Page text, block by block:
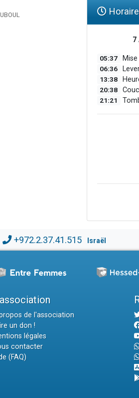
7
05:37
06:36
13:38
20:38
21:21
+972.2.37.41.515 Israël
de l'association
un don !
légales
contacter
(FAQ)